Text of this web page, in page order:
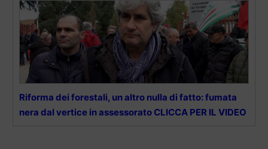
Riforma dei forestali, un altro nulla di fatto: fumata
nera dal vertice in assessorato CLICCA PER IL VIDEO